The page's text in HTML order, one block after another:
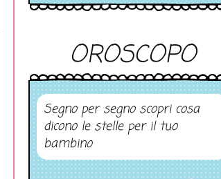
OROSCOPO
Segno per segno scopri cosa
dicono le stelle per il tuo
bambino